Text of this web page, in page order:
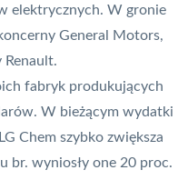
elektrycznych. W gronie
General Motors,
fabryk produkujących
W bieżącym wydatki
Chem szybko zwiększa
br. wyniosły one 20 proc.